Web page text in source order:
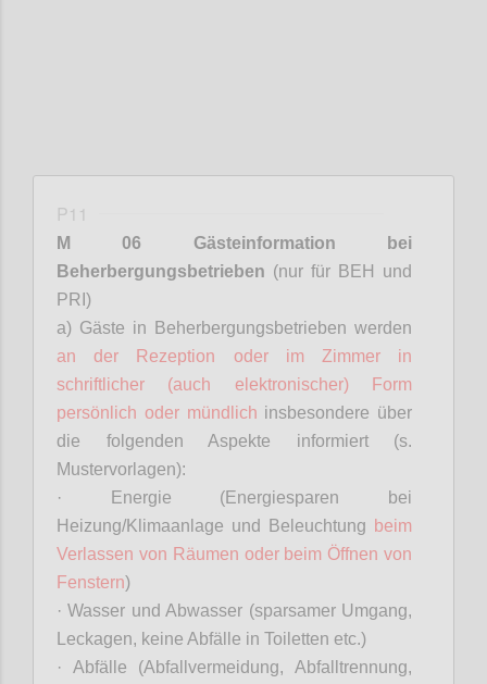
P11
M 06 Gästeinformation bei
Beherbergungsbetrieben (nur für BEH und
PRI)
a) Gäste in Beherbergungsbetrieben werden
an der Rezeption oder im Zimmer in
schriftlicher (auch elektronischer) Form
persönlich oder mündlich insbesondere über
die folgenden Aspekte informiert (s.
Mustervorlagen):
· Energie (Energiesparen bei
Heizung/Klimaanlage und Beleuchtung beim
Verlassen von Räumen oder beim Öffnen von
Fenstern)
· Wasser und Abwasser (sparsamer Umgang,
Leckagen, keine Abfälle in Toiletten etc.)
· Abfälle (Abfallvermeidung, Abfalltrennung,